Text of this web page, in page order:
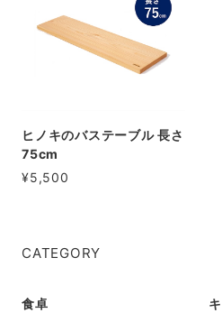
ヒノキのバステーブル 長さ
75cm
¥5,500
CATEGORY
食卓